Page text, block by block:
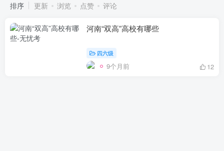
排序 更新 浏览 点赞 评论
河南“双高”高校有哪些
四六级
9个月前 12